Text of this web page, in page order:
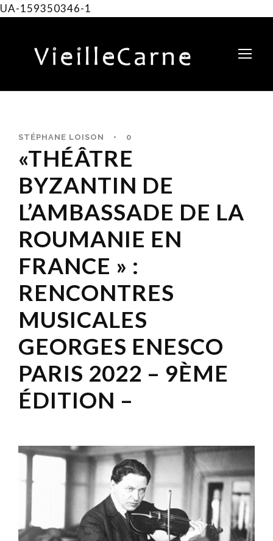
UA-159350346-1
STÉPHANE LOISON • 0
«THÉÂTRE
BYZANTIN DE
L’AMBASSADE DE LA
ROUMANIE EN
FRANCE » :
RENCONTRES
MUSICALES
GEORGES ENESCO
PARIS 2022 – 9ÈME
ÉDITION –